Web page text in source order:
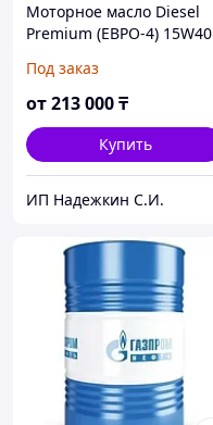
Моторное масло Diesel
Premium (ЕВРО-4) 15W40
Под заказ
от213 000₸
Купить
ИП Надежкин С.И.